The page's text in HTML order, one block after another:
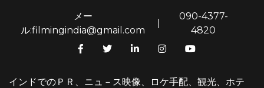
メー
ル:filmingindia@gmail.com
090-4377-
4820
インドでのＰＲ、ニュ－ス映像、ロケ手配、観光、ホテ